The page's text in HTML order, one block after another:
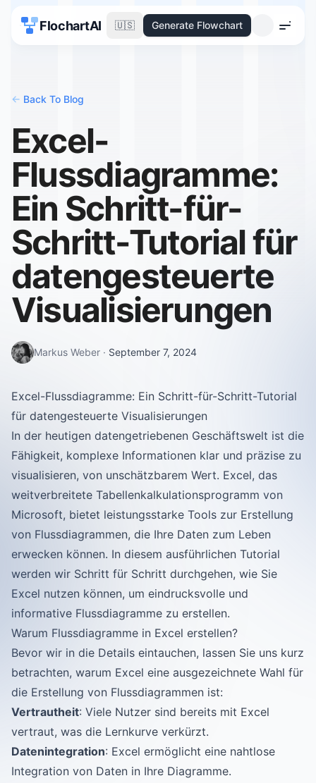
FlochartAI 🇺🇸 Generate Flowchart
Menu
<- Back To Blog
Excel-
Flussdiagramme:
Ein Schritt-für-
Schritt-Tutorial für
datengesteuerte
Visualisierungen
Markus Weber · September 7, 2024
Excel-Flussdiagramme: Ein Schritt-für-Schritt-Tutorial
für datengesteuerte Visualisierungen
In der heutigen datengetriebenen Geschäftswelt ist die
Fähigkeit, komplexe Informationen klar und präzise zu
visualisieren, von unschätzbarem Wert. Excel, das
weitverbreitete Tabellenkalkulationsprogramm von
Microsoft, bietet leistungsstarke Tools zur Erstellung
von Flussdiagrammen, die Ihre Daten zum Leben
erwecken können. In diesem ausführlichen Tutorial
werden wir Schritt für Schritt durchgehen, wie Sie
Excel nutzen können, um eindrucksvolle und
informative Flussdiagramme zu erstellen.
Warum Flussdiagramme in Excel erstellen?
Bevor wir in die Details eintauchen, lassen Sie uns kurz
betrachten, warum Excel eine ausgezeichnete Wahl für
die Erstellung von Flussdiagrammen ist:
Vertrautheit: Viele Nutzer sind bereits mit Excel
vertraut, was die Lernkurve verkürzt.
Datenintegration: Excel ermöglicht eine nahtlose
Integration von Daten in Ihre Diagramme.